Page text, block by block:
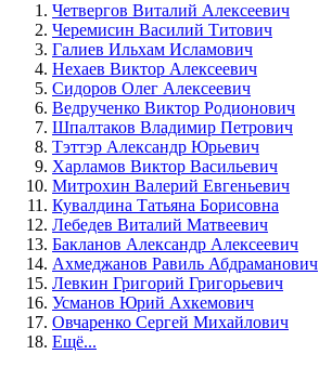
Четвергов Виталий Алексеевич
Черемисин Василий Титович
Галиев Ильхам Исламович
Нехаев Виктор Алексеевич
Сидоров Олег Алексеевич
Ведрученко Виктор Родионович
Шпалтаков Владимир Петрович
Тэттэр Александр Юрьевич
Харламов Виктор Васильевич
Митрохин Валерий Евгеньевич
Кувалдина Татьяна Борисовна
Лебедев Виталий Матвеевич
Бакланов Александр Алексеевич
Ахмеджанов Равиль Абдраманович
Левкин Григорий Григорьевич
Усманов Юрий Ахкемович
Овчаренко Сергей Михайлович
Ещё...